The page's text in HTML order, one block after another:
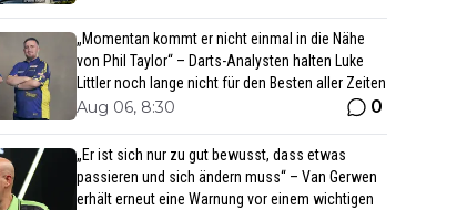
„Momentan kommt er nicht einmal in die Nähe
von Phil Taylor“ – Darts-Analysten halten Luke
Littler noch lange nicht für den Besten aller Zeiten
Aug 06, 8:30 0
„Er ist sich nur zu gut bewusst, dass etwas
passieren und sich ändern muss“ – Van Gerwen
erhält erneut eine Warnung vor einem wichtigen